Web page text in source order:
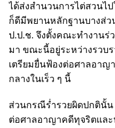
ได้ส่งสำนวนการไต่สวนไป
ก็ดีมีพยานหลักฐานบางส่ว
ป.ป.ช. จึงตั้งคณะทำงาน
มา ขณะนี้อยู่ระหว่างรวบร
เตรียมยื่นฟ้องต่อศาลอา
กลางในเร็ว ๆ นี้
ส่วนกรณีร่ำรวยผิดปกตินั้
ต่อศาลอาญาคดีทุจริตแล